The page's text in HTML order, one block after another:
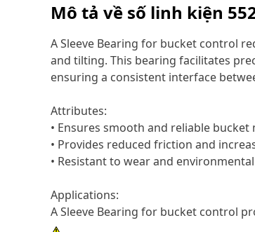
Mô tả về số linh kiện
A Sleeve Bearing for bucket control
and tilting. This bearing facilitates
ensuring a consistent interface
Attributes:
• Ensures smooth and reliable bucket
• Provides reduced friction and
• Resistant to wear and
Applications:
A Sleeve Bearing for bucket control